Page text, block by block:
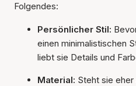
Folgendes:
Persönlicher Stil:
einen minimalistischen
liebt sie Details und
Material: Steht sie eher